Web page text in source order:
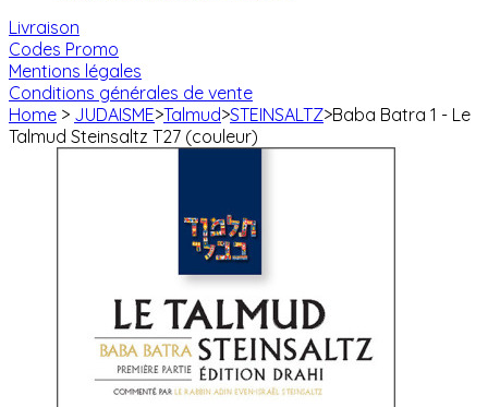
Livraison
Codes Promo
Mentions légales
Conditions générales de vente
Home > JUDAISME>Talmud>STEINSALTZ>Baba Batra 1 - Le
Talmud Steinsaltz T27 (couleur)